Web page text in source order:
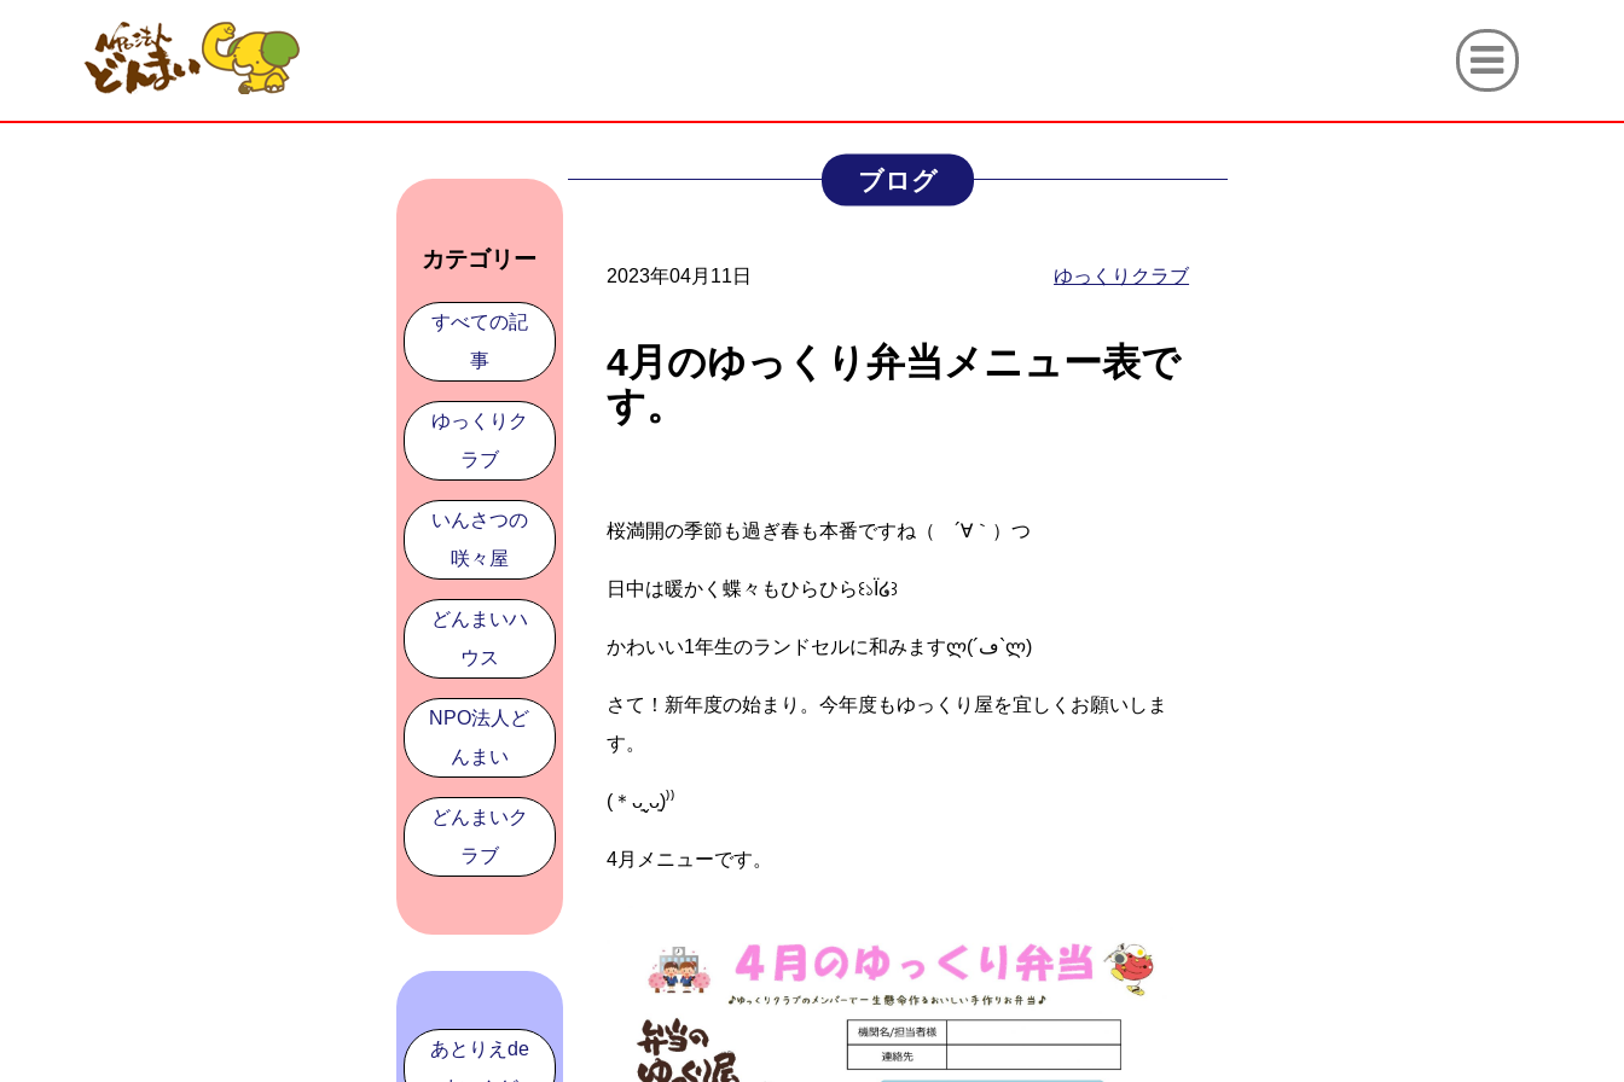
カテゴリー
すべての記
事
ゆっくりク
ラブ
いんさつの
咲々屋
どんまいハ
ウス
NPO法人ど
んまい
どんまいク
ラブ
あとりえde
ブログ
2023年04月11日 ゆっくりクラブ
4月のゆっくり弁当メニュー表で
す。
桜満開の季節も過ぎ春も本番ですね（ ´∀｀）つ
日中は暖かく蝶々もひらひら꒰১Ï໒꒱
かわいい1年生のランドセルに和みますლ(´ڡ`ლ)
さて！新年度の始まり。今年度もゆっくり屋を宜しくお願いしま
す。
(＊ᴗ͈ˬᴗ͈)⁾⁾
4月メニューです。